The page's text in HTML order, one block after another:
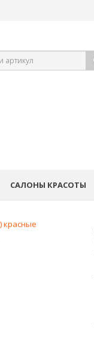
САЛОНЫ КРАСОТЫ